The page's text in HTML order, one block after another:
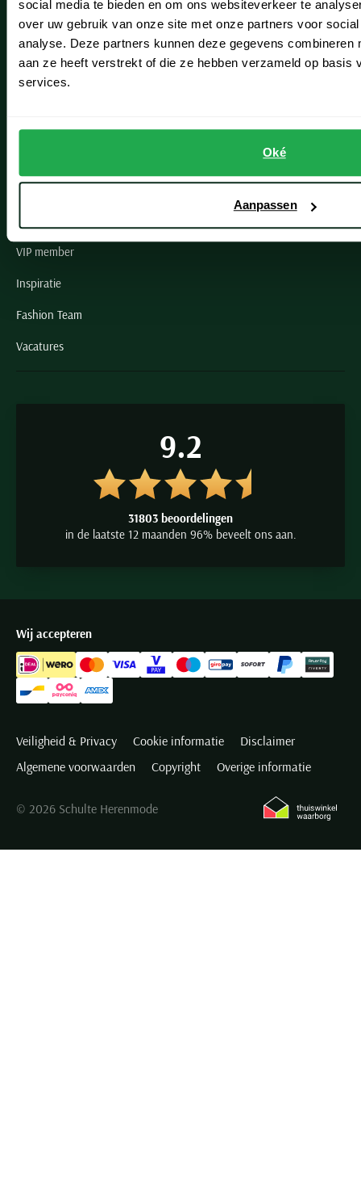
social media te bieden en om ons websiteverkeer te
over uw gebruik van onze site met onze partners voor
analyse. Deze partners kunnen deze gegevens combineren
aan ze heeft verstrekt of die ze hebben verzameld op basis
services.
Oké
Aanpassen
Lisse
Noordwijk
Oegstgeest
Grote maten herenkleding
VIP member
Inspiratie
Fashion Team
Vacatures
9.2
31803 beoordelingen
in de laatste 12 maanden 96% beveelt ons aan.
Wij accepteren
Veiligheid & Privacy Cookie informatie
Disclaimer
Algemene voorwaarden
Copyright Overige informatie
© 2026 Schulte Herenmode